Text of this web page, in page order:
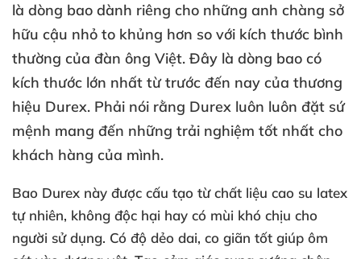
là dòng bao dành riêng cho những anh chàng sở
hữu cậu nhỏ to khủng hơn so với kích thước bình
thường của đàn ông Việt. Đây là dòng bao có
kích thước lớn nhất từ trước đến nay của thương
hiệu Durex. Phải nói rằng Durex luôn luôn đặt sứ
mệnh mang đến những trải nghiệm tốt nhất cho
khách hàng của mình.
Bao Durex này được cấu tạo từ chất liệu cao su latex
tự nhiên, không độc hại hay có mùi khó chịu cho
người sử dụng. Có độ dẻo dai, co giãn tốt giúp ôm